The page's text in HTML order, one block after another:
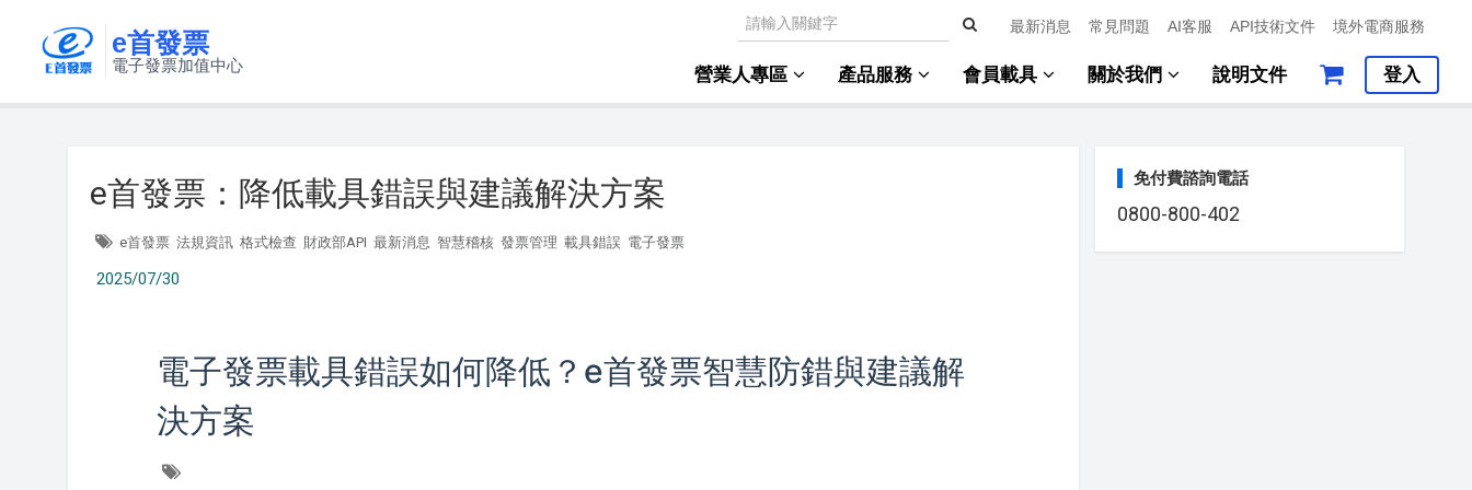
e首發票
電子發票加值中心
最新消息 常見問題 AI客服 API技術文件 境外電商服務
營業人專區 產品服務 會員載具 關於我們 說明文件 登入
e首發票：降低載具錯誤與建議解決方案
e首發票 法規資訊 格式檢查 財政部API 最新消息 智慧稽核 發票管理 載具錯誤 電子發票
2025/07/30
電子發票載具錯誤如何降低？e首發票智慧防錯與建議解
決方案
免付費諮詢電話
0800-800-402